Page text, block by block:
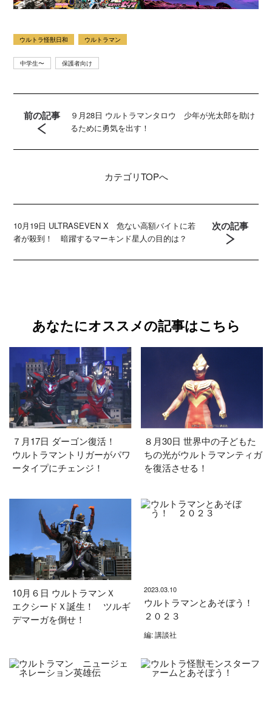
ウルトラ怪獣日和 ウルトラマン
中学生〜 保護者向け
前の記事
９月28日 ウルトラマンタロウ 少年が光太郎を助け
るために勇気を出す！
カテゴリTOPへ
10月19日 ULTRASEVEN X 危ない高額バイトに若
者が殺到！ 暗躍するマーキンド星人の目的は？
次の記事
あなたにオススメの記事はこちら
７月17日 ダーゴン復活！
ウルトラマントリガーがパワ
ータイプにチェンジ！
８月30日 世界中の子どもた
ちの光がウルトラマンティガ
を復活させる！
10月６日 ウルトラマンＸ
エクシードＸ誕生！ ツルギ
デマーガを倒せ！
2023.03.10
ウルトラマンとあそぼう！
２０２３
編: 講談社